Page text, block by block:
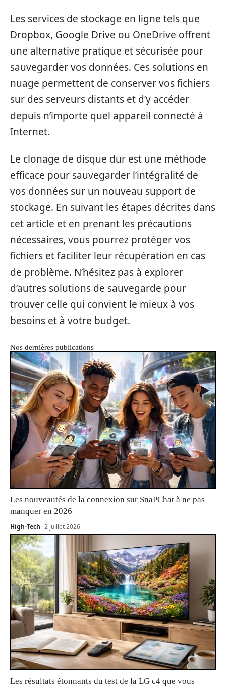
Les services de stockage en ligne tels que
Dropbox, Google Drive ou OneDrive offrent
une alternative pratique et sécurisée pour
sauvegarder vos données. Ces solutions en
nuage permettent de conserver vos fichiers
sur des serveurs distants et d’y accéder
depuis n’importe quel appareil connecté à
Internet.
Le clonage de disque dur est une méthode
efficace pour sauvegarder l’intégralité de
vos données sur un nouveau support de
stockage. En suivant les étapes décrites dans
cet article et en prenant les précautions
nécessaires, vous pourrez protéger vos
fichiers et faciliter leur récupération en cas
de problème. N’hésitez pas à explorer
d’autres solutions de sauvegarde pour
trouver celle qui convient le mieux à vos
besoins et à votre budget.
Nos dernières publications
Les nouveautés de la connexion sur SnaPChat à ne pas
manquer en 2026
High-Tech 2 juillet 2026
Les résultats étonnants du test de la LG c4 que vous